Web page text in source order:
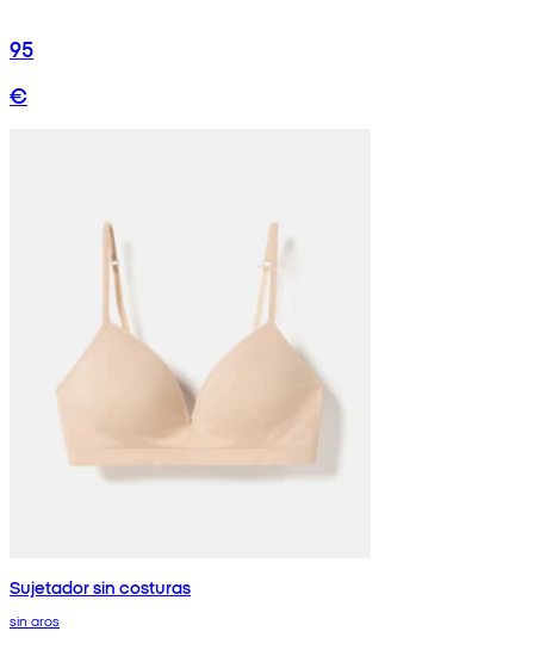
95
€
Sujetador sin costuras
sin aros